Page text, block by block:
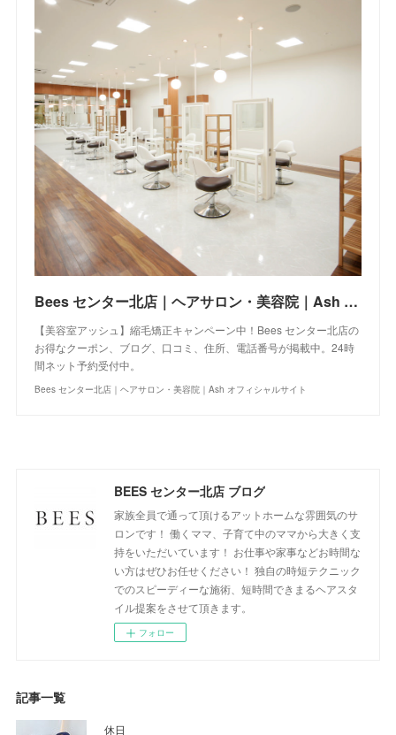
Bees センター北店｜ヘアサロン・美容院｜Ash オフィシャルサイト
【美容室アッシュ】縮毛矯正キャンペーン中！Bees センター北店の
お得なクーポン、ブログ、口コミ、住所、電話番号が掲載中。24時
間ネット予約受付中。
Bees センター北店｜ヘアサロン・美容院｜Ash オフィシャルサイト
BEES センター北店 ブログ
家族全員で通って頂けるアットホームな雰囲気のサ
ロンです！ 働くママ、子育て中のママから大きく支
持をいただいています！ お仕事や家事などお時間な
い方はぜひお任せください！ 独自の時短テクニック
でのスピーディーな施術、短時間できまるヘアスタ
イル提案をさせて頂きます。
フォロー
記事一覧
休日